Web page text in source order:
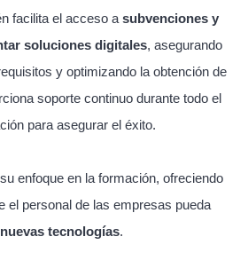
facilita el acceso a subvenciones y
soluciones digitales, asegurando
y optimizando la obtención de
soporte continuo durante todo el
para asegurar el éxito.
enfoque en la formación, ofreciendo
el personal de las empresas pueda
nuevas tecnologías.